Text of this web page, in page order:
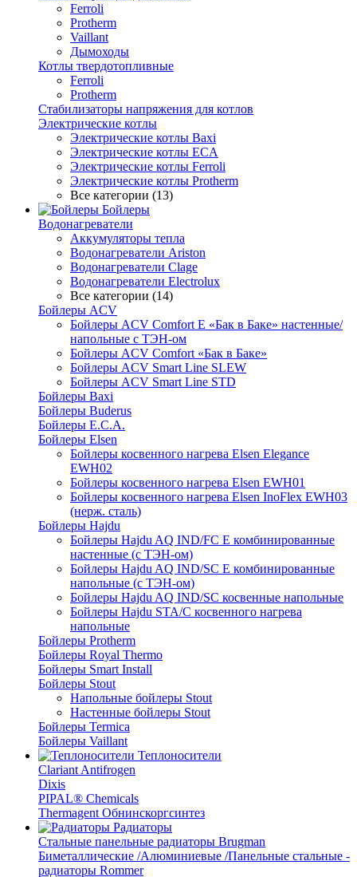
Ferroli
Protherm
Vaillant
Дымоходы
Котлы твердотопливные
Ferroli
Protherm
Стабилизаторы напряжения для котлов
Электрические котлы
Электрические котлы Baxi
Электрические котлы ECA
Электрические котлы Ferroli
Электрические котлы Protherm
Все категории (13)
Бойлеры
Водонагреватели
Аккумуляторы тепла
Водонагреватели Ariston
Водонагреватели Clage
Водонагреватели Electrolux
Все категории (14)
Бойлеры ACV
Бойлеры ACV Comfort E «Бак в Баке» настенные/
напольные c ТЭН-ом
Бойлеры ACV Comfort «Бак в Баке»
Бойлеры ACV Smart Line SLEW
Бойлеры ACV Smart Line STD
Бойлеры Baxi
Бойлеры Buderus
Бойлеры E.C.A.
Бойлеры Elsen
Бойлеры косвенного нагрева Elsen Elegance
EWH02
Бойлеры косвенного нагрева Elsen EWH01
Бойлеры косвенного нагрева Elsen InoFlex EWH03
(нерж. сталь)
Бойлеры Hajdu
Бойлеры Hajdu AQ IND/FC E комбинированные
настенные (с ТЭН-ом)
Бойлеры Hajdu AQ IND/SC E комбинированные
напольные (с ТЭН-ом)
Бойлеры Hajdu AQ IND/SC косвенные напольные
Бойлеры Hajdu STA/C косвенного нагрева
напольные
Бойлеры Protherm
Бойлеры Royal Thermo
Бойлеры Smart Install
Бойлеры Stout
Напольные бойлеры Stout
Настенные бойлеры Stout
Бойлеры Termica
Бойлеры Vaillant
Теплоносители
Clariant Antifrogen
Dixis
PIPAL® Chemicals
Thermagent Обнинскоргсинтез
Радиаторы
Стальные панельные радиаторы Brugman
Биметаллические /Алюминиевые /Панельные стальные -
радиаторы Rommer